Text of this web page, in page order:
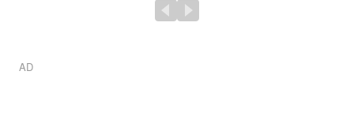
前のページ